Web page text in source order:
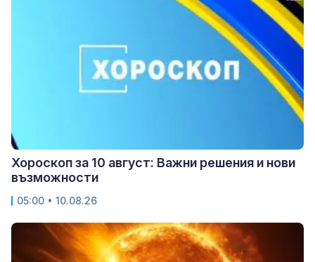
Хороскоп за 10 август: Важни решения и нови
възможности
05:00 • 10.08.26